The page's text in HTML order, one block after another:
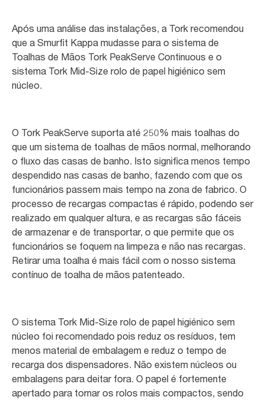
Após uma análise das instalações, a Tork recomendou
que a Smurfit Kappa mudasse para o sistema de
Toalhas de Mãos Tork PeakServe Continuous e o
sistema Tork Mid-Size rolo de papel higiénico sem
núcleo.
O Tork PeakServe suporta até 250% mais toalhas do
que um sistema de toalhas de mãos normal, melhorando
o fluxo das casas de banho. Isto significa menos tempo
despendido nas casas de banho, fazendo com que os
funcionários passem mais tempo na zona de fabrico. O
processo de recargas compactas é rápido, podendo ser
realizado em qualquer altura, e as recargas são fáceis
de armazenar e de transportar, o que permite que os
funcionários se foquem na limpeza e não nas recargas.
Retirar uma toalha é mais fácil com o nosso sistema
contínuo de toalha de mãos patenteado.
O sistema Tork Mid-Size rolo de papel higiénico sem
núcleo foi recomendado pois reduz os resíduos, tem
menos material de embalagem e reduz o tempo de
recarga dos dispensadores. Não existem núcleos ou
embalagens para deitar fora. O papel é fortemente
apertado para tornar os rolos mais compactos, sendo